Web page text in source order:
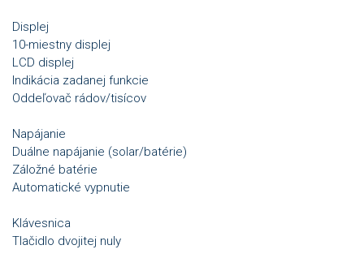
Displej
10-miestny displej
LCD displej
Indikácia zadanej funkcie
Oddeľovač rádov/tisícov
Napájanie
Duálne napájanie (solar/batérie)
Záložné batérie
Automatické vypnutie
Klávesnica
Tlačidlo dvojitej nuly